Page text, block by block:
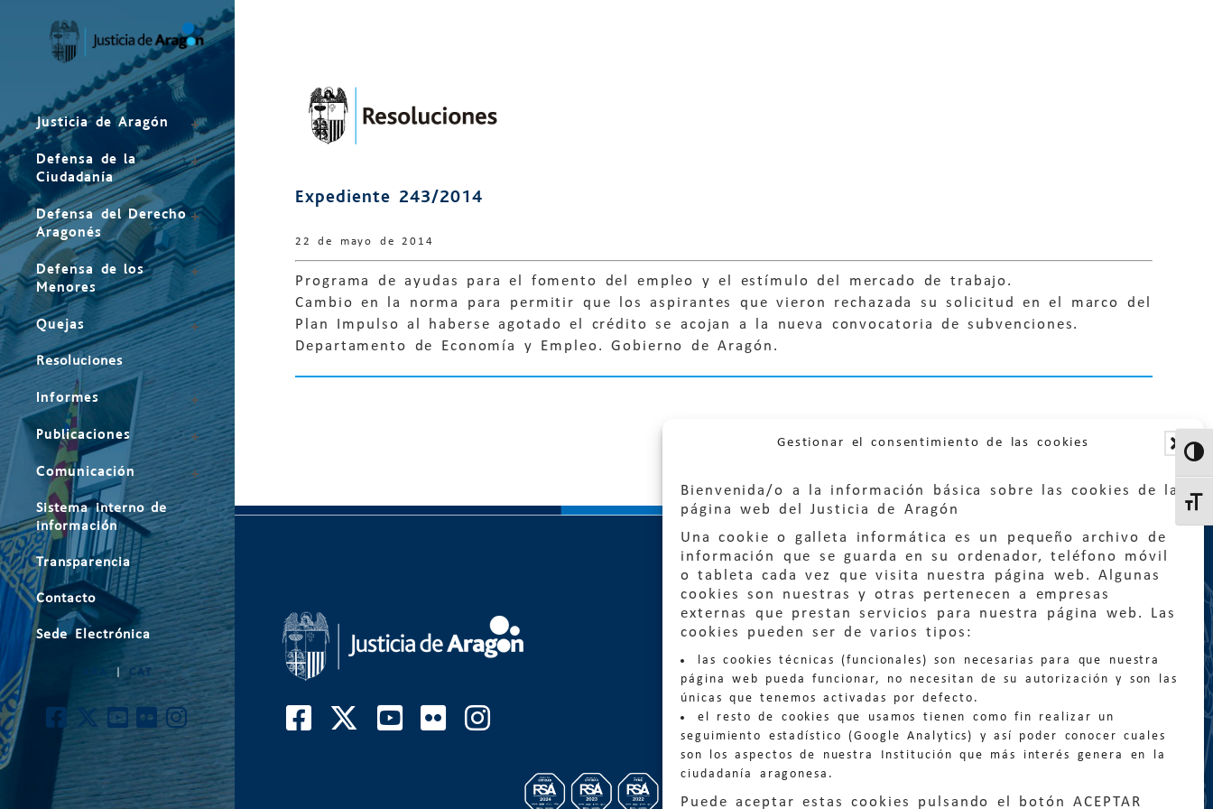
Gestionar el consentimiento de las cookies
Bienvenida/o a la información básica sobre las cookies de la
página web del Justicia de Aragón
Una cookie o galleta informática es un pequeño archivo de
información que se guarda en su ordenador, teléfono móvil
o tableta cada vez que visita nuestra página web. Algunas
cookies son nuestras y otras pertenecen a empresas
externas que prestan servicios para nuestra página web. Las
cookies pueden ser de varios tipos:
las cookies técnicas (funcionales) son necesarias para que nuestra
página web pueda funcionar, no necesitan de su autorización y son las
únicas que tenemos activadas por defecto.
el resto de cookies que usamos tienen como fin realizar un
seguimiento estadístico (Google Analytics) y así poder conocer cuales
son los aspectos de nuestra Institución que más interés genera en la
ciudadanía aragonesa.
Puede aceptar estas cookies pulsando el botón ACEPTAR
Justicia de Aragón
Defensa de la
Ciudadanía
Defensa del Derecho
Aragonés
Defensa de los
Menores
Quejas
Resoluciones
Informes
Publicaciones
Comunicación
Sistema interno de
información
Transparencia
Contacto
Sede Electrónica
CAT
Expediente 243/2014
22 de mayo de 2014
Programa de ayudas para el fomento del empleo y el estímulo del mercado de trabajo.
Cambio en la norma para permitir que los aspirantes que vieron rechazada su solicitud en el marco del
Plan Impulso al haberse agotado el crédito se acojan a la nueva convocatoria de subvenciones.
Departamento de Economía y Empleo. Gobierno de Aragón.
Quejas:quejas@eljusticiadearagon.es
Información general:
informacion@eljusticiadearagon.es
Teléfonos: 900 210 210/ 976 399 354